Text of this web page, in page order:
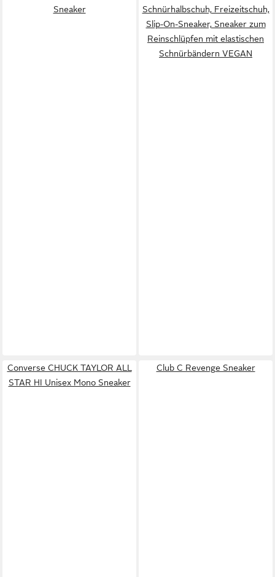
Sneaker
Schnürhalbschuh, Freizeitschuh,
Slip-On-Sneaker, Sneaker zum
Reinschlüpfen mit elastischen
Schnürbändern VEGAN
Converse CHUCK TAYLOR ALL
STAR HI Unisex Mono Sneaker
Club C Revenge Sneaker